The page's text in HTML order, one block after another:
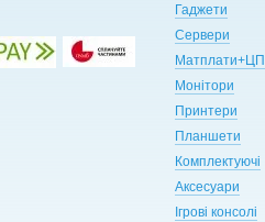
Гаджети
Сервери
Матплати+ЦП
Монітори
Принтери
Планшети
Комплектуючі
Аксесуари
Ігрові консолі